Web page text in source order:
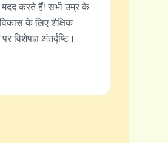
मदद करते हैं! सभी उम्र के
के लिए शैक्षिक
विशेषज्ञ अंतर्दृष्टि।